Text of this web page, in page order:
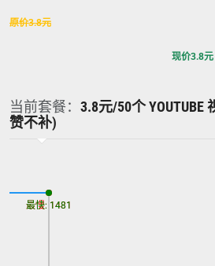
原价3.8元
现价3.8元
当前套餐： 3.8元/50个 YOUTUBE
赞不补)
最慢: 1481
最快: 1481